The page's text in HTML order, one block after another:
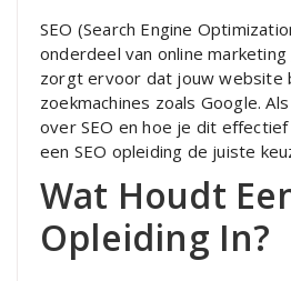
SEO (Search Engine
onderdeel van online
zorgt ervoor dat jouw website
zoekmachines zoals Google.
over SEO en hoe je dit
een SEO opleiding de juiste
Wat Houdt
Opleiding In?